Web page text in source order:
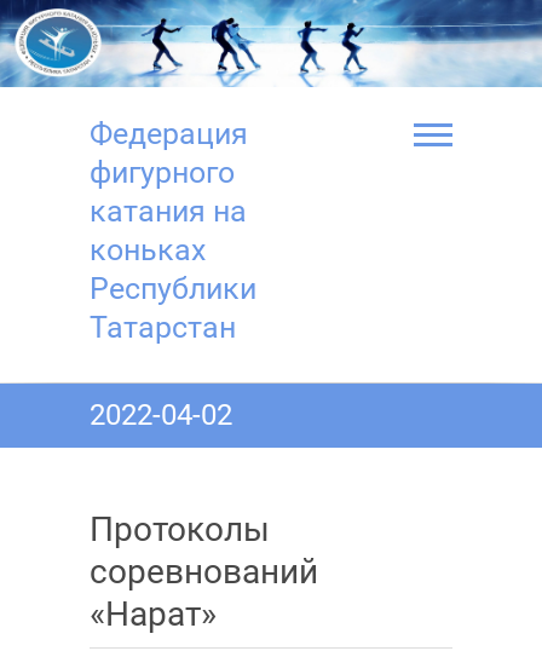
Перейти
к
содержимому
Федерация
фигурного
катания на
коньках
Республики
Татарстан
2022-04-02
Протоколы
соревнований
«Нарат»